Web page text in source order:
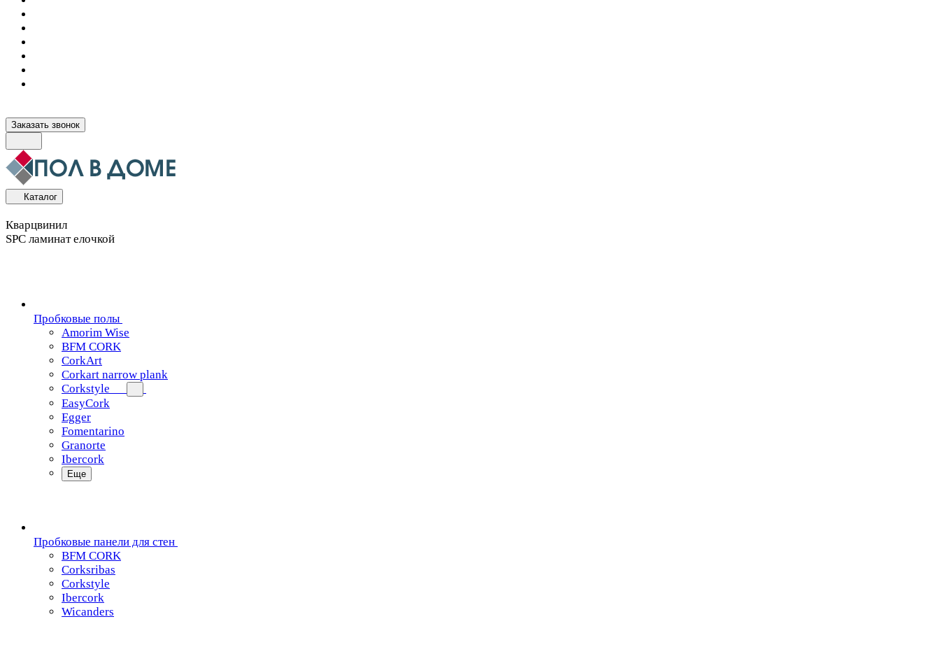
Заказать звонок
Каталог
Кварцвинил
SPC ламинат елочкой
Пробковые полы
Amorim Wise
BFM CORK
CorkArt
Corkart narrow plank
Corkstyle
EasyCork
Egger
Fomentarino
Granorte
Ibercork
Еще
Пробковые панели для стен
BFM CORK
Corksribas
Corkstyle
Ibercork
Wicanders